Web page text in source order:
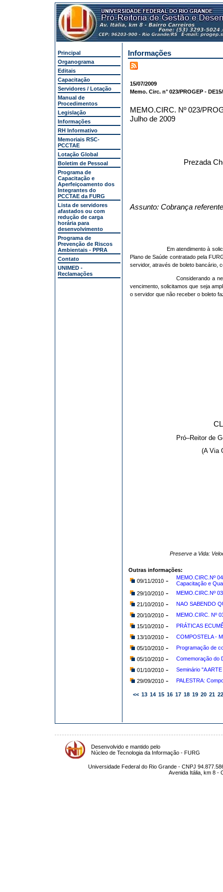
Principal
Organograma
Editais
Capacitação
Servidores / Lotação
Manual de
Procedimentos
Legislação
Informações
RH Informativo
Memoriais RSC-
PCCTAE
Lotação Global
Boletim de Pessoal
Programa de
Capacitação e
Aperfeiçoamento dos
Integrantes do
PCCTAE da FURG
Lista de servidores
afastados ou com
redução de carga
horária para
desenvolvimento
Programa de
Prevenção de Riscos
Ambientais - PPRA
Contato
UNIMED -
Reclamações
Informações
15/07/2009
Memo. Circ. n° 023/PROGEP -
MEMO.CIRC. Nº 023/
Julho de 2009
Prezada
Assunto: Cobrança
Em atendimento à
Plano de Saúde contratado pela
servidor, através de boleto bancário,
Considerando a
vencimento, solicitamos que seja
o servidor que não receber o boleto
Pró–Reitor de
(A Via
Preserve a Vida:
Outras informações:
09/11/2010-
MEMO.CIRC.Nº
Capacitação e
29/10/2010-
MEMO.CIRC.Nº
21/10/2010-
NAO SABENDO
20/10/2010-
MEMO.CIRC. Nº
15/10/2010-
PRÁTICAS
13/10/2010-
COMPOSTELA -
05/10/2010-
Programação de
05/10/2010-
Comemoração do
01/10/2010-
Seminário "A
29/09/2010- PALESTRA:
<< 13 14 15 16 17 18 19 20 21 22
Desenvolvido e mantido pelo
Núcleo de Tecnologia da Informação - FURG
Universidade Federal do Rio Grande - CNPJ
Avenida Itália, km 8 -